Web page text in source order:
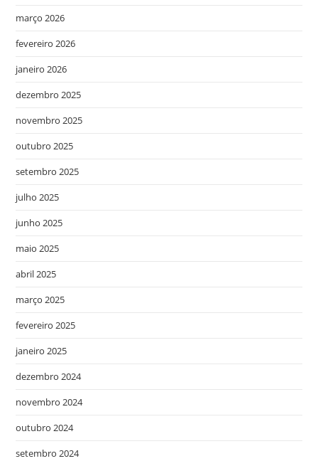
março 2026
fevereiro 2026
janeiro 2026
dezembro 2025
novembro 2025
outubro 2025
setembro 2025
julho 2025
junho 2025
maio 2025
abril 2025
março 2025
fevereiro 2025
janeiro 2025
dezembro 2024
novembro 2024
outubro 2024
setembro 2024